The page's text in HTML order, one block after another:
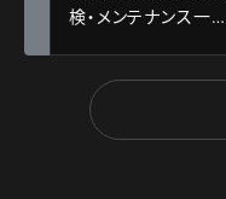
検・メンテナンス一